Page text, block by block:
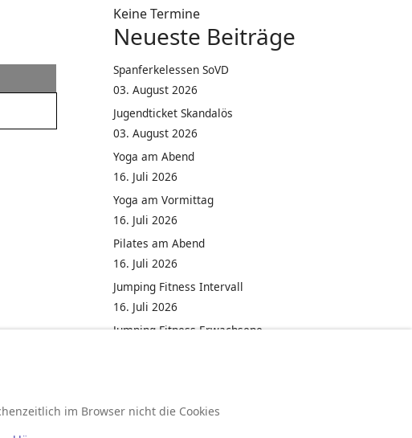
Keine Termine
Neueste Beiträge
Spanferkelessen SoVD
03. August 2026
Jugendticket Skandalös
03. August 2026
Yoga am Abend
16. Juli 2026
Yoga am Vormittag
16. Juli 2026
Pilates am Abend
16. Juli 2026
Jumping Fitness Intervall
16. Juli 2026
Jumping Fitness Erwachsene
im Browser nicht die Cookies